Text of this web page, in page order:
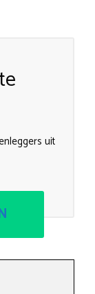
uit